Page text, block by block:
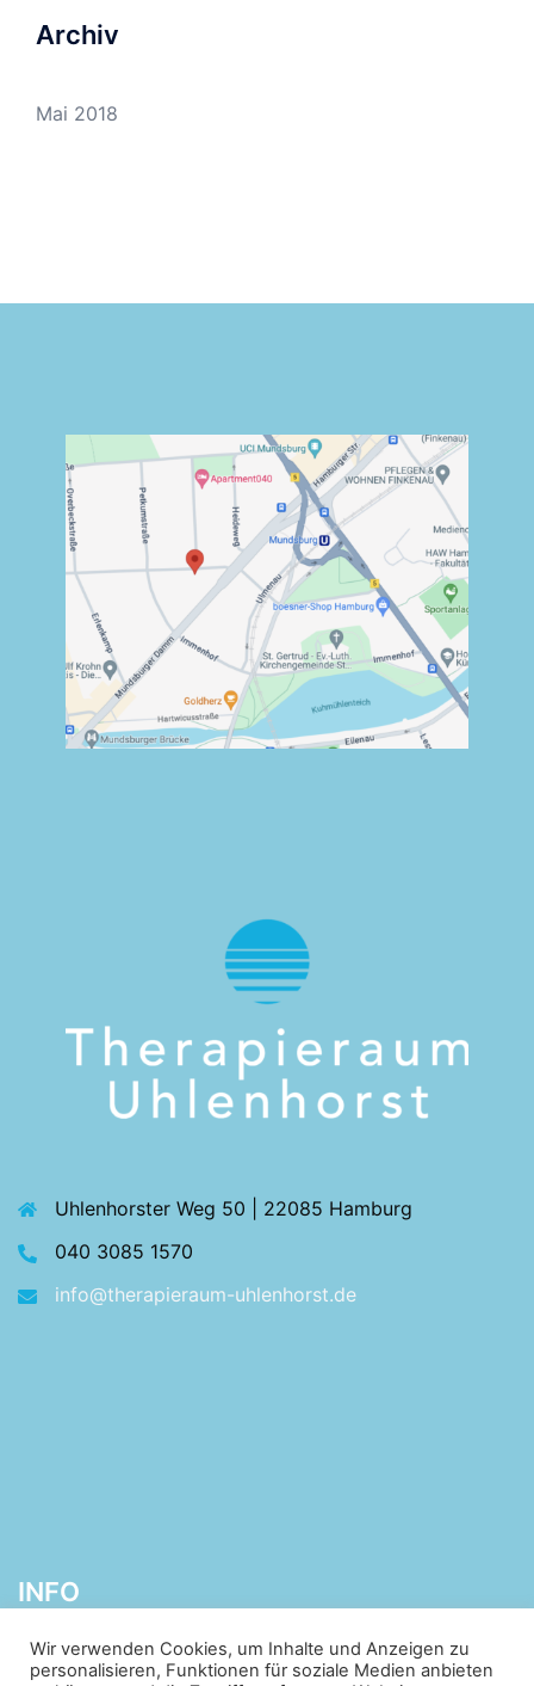
Archiv
Mai 2018
Uhlenhorster Weg 50 | 22085 Hamburg
040 3085 1570
info@therapieraum-uhlenhorst.de
INFO
Wir verwenden Cookies, um Inhalte und Anzeigen zu
personalisieren, Funktionen für soziale Medien anbieten